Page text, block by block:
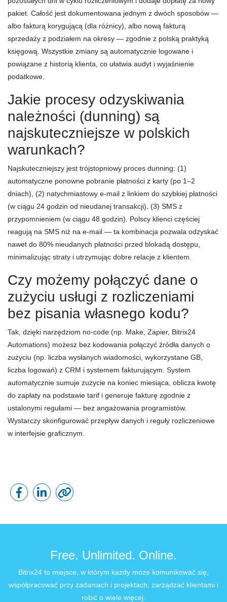
pakiet. Całość jest dokumentowana jednym z dwóch sposobów —
albo fakturą korygującą (dla różnicy), albo nową fakturą
sprzedaży z podziałem na okresy — zgodnie z polską praktyką
księgową. Wszystkie zmiany są automatycznie logowane i
powiązane z historią klienta, co ułatwia audyt i wyjaśnienie
podatkowe.
Jakie procesy odzyskiwania
należności (dunning) są
najskuteczniejsze w polskich
warunkach?
Najskuteczniejszy jest trójstopniowy proces dunning: (1)
automatyczne ponowne pobranie płatności z karty (po 1–2
dniach), (2) natychmiastowy e-mail z linkiem do szybkiej płatności
(w ciągu 24 godzin od nieudanej transakcji), (3) SMS z
przypomnieniem (w ciągu 48 godzin). Polscy klienci częściej
reagują na SMS niż na e-mail — ta kombinacja pozwala odzyskać
nawet do 80% nieudanych płatności przed blokadą dostępu,
minimalizując straty i utrzymując dobre relacje z klientem.
Czy możemy połączyć dane o
zużyciu usługi z rozliczeniami
bez pisania własnego kodu?
Tak, dzięki narzędziom no-code (np. Make, Zapier, Bitrix24
Automations) możesz bez kodowania połączyć źródła danych o
zużyciu (np. liczba wysłanych wiadomości, wykorzystane GB,
liczba logowań) z CRM i systemem fakturującym. System
automatycznie sumuje zużycie na koniec miesiąca, oblicza kwotę
do zapłaty na podstawie tarif i generuje fakturę zgodnie z
ustalonymi regułami — bez angażowania programistów.
Wystarczy skonfigurować przepływ danych i reguły rozliczeniowe
w interfejsie graficznym.
Free. Unlimited. Online.
Bitrix24 to miejsce, w którym każdy może komunikować się,
współpracować przy zadaniach i projektach, zarządzać klientami i
robić o wiele więcej.